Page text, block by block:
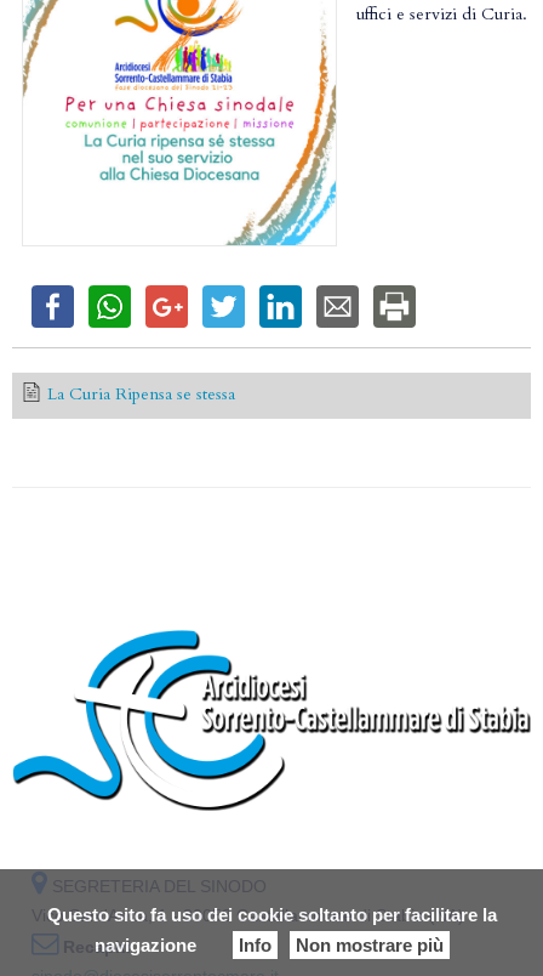
Questo sito fa uso dei cookie soltanto per facilitare la
navigazione
Info Non mostrare più
uffici e servizi di Curia.
La Curia Ripensa se stessa
SEGRETERIA DEL SINODO
Vico Sant'Anna, 1 - 80053 Castellammare di Stabia (NA)
Recapiti